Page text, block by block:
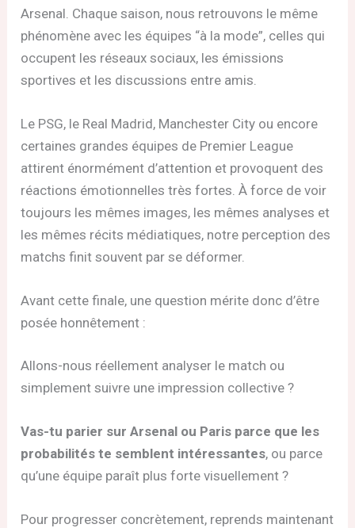
Arsenal. Chaque saison, nous retrouvons le même
phénomène avec les équipes “à la mode”, celles qui
occupent les réseaux sociaux, les émissions
sportives et les discussions entre amis.
Le PSG, le Real Madrid, Manchester City ou encore
certaines grandes équipes de Premier League
attirent énormément d’attention et provoquent des
réactions émotionnelles très fortes. À force de voir
toujours les mêmes images, les mêmes analyses et
les mêmes récits médiatiques, notre perception des
matchs finit souvent par se déformer.
Avant cette finale, une question mérite donc d’être
posée honnêtement :
Allons-nous réellement analyser le match ou
simplement suivre une impression collective ?
Vas-tu parier sur Arsenal ou Paris parce que les
probabilités te semblent intéressantes, ou parce
qu’une équipe paraît plus forte visuellement ?
Pour progresser concrètement, reprends maintenant